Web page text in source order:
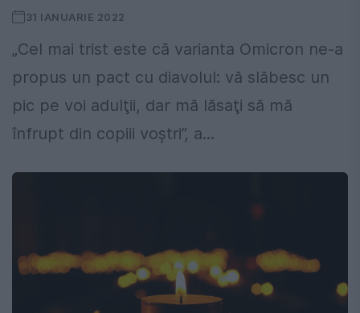
31 IANUARIE 2022
„Cel mai trist este că varianta Omicron ne-a
propus un pact cu diavolul: vă slăbesc un
pic pe voi adulţii, dar mă lăsaţi să mă
înfrupt din copiii voştri”, a...